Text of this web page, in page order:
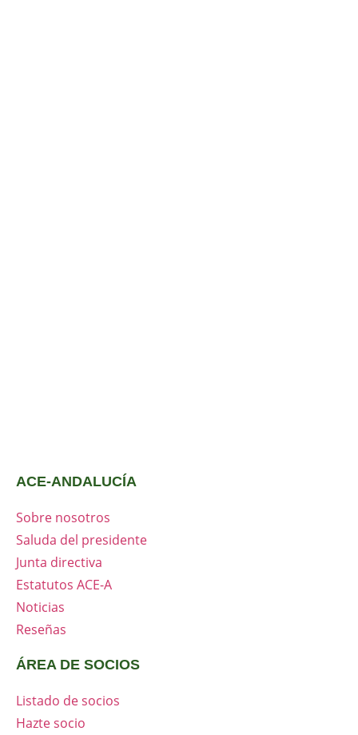
ACE-ANDALUCÍA
Sobre nosotros
Saluda del presidente
Junta directiva
Estatutos ACE-A
Noticias
Reseñas
ÁREA DE SOCIOS
Listado de socios
Hazte socio